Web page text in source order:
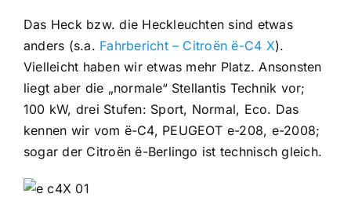
Das Heck bzw. die Heckleuchten sind etwas
anders (s.a. Fahrbericht – Citroën ë-C4 X).
Vielleicht haben wir etwas mehr Platz. Ansonsten
liegt aber die „normale“ Stellantis Technik vor;
100 kW, drei Stufen: Sport, Normal, Eco. Das
kennen wir vom ë-C4, PEUGEOT e-208, e-2008;
sogar der Citroën ë-Berlingo ist technisch gleich.